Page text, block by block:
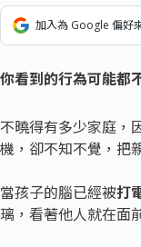
加入為 Google 偏好
你看到的行為可能都
不曉得有多少家庭，
機，卻不知不覺，把
當孩子的腦已經被打
璃，看著他人就在面